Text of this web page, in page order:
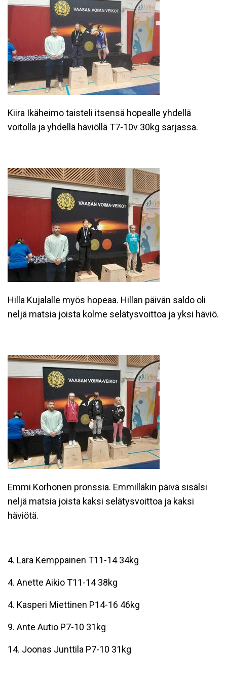
Kiira Ikäheimo taisteli itsensä hopealle yhdellä
voitolla ja yhdellä häviöllä T7-10v 30kg sarjassa.
Hilla Kujalalle myös hopeaa. Hillan päivän saldo oli
neljä matsia joista kolme selätysvoittoa ja yksi häviö.
Emmi Korhonen pronssia. Emmilläkin päivä sisälsi
neljä matsia joista kaksi selätysvoittoa ja kaksi
häviötä.
4. Lara Kemppainen T11-14 34kg
4. Anette Aikio T11-14 38kg
4. Kasperi Miettinen P14-16 46kg
9. Ante Autio P7-10 31kg
14. Joonas Junttila P7-10 31kg